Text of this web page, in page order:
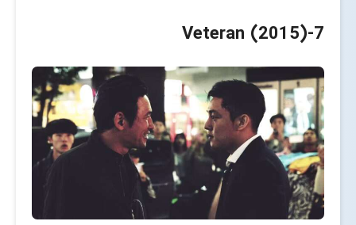
7
-Veteran (2015)